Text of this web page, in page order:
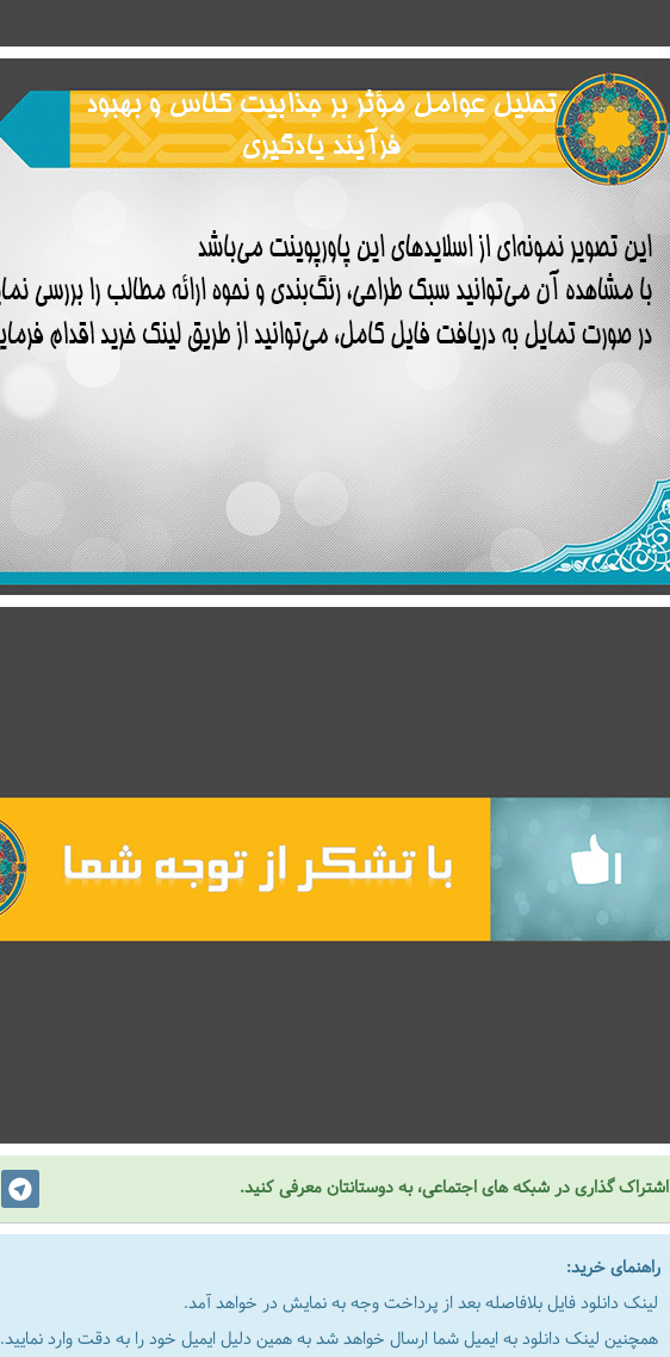
اشتراک گذاری در شبکه های اجتماعی، به دوستانتان معرفی کنید.
راهنمای خرید:
لینک دانلود فایل بلافاصله بعد از پرداخت وجه به نمایش در خواهد آمد.
همچنین لینک دانلود به ایمیل شما ارسال خواهد شد به همین دلیل ایمیل خود را به دقت وارد نمایید.